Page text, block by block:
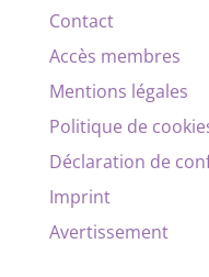
Contact
Accès membres
Mentions légales
Politique de
Déclaration de
Imprint
Avertissement